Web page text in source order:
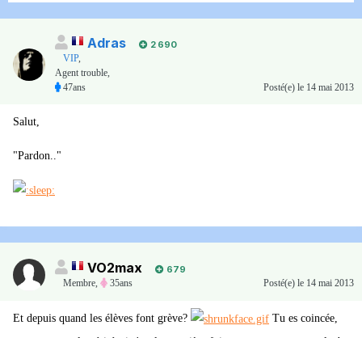
Adras
2 690
VIP,
Agent trouble,
47ans
Posté(e) le 14 mai 2013
Salut,
"Pardon.."
VO2max
679
Membre, 35ans Posté(e) le 14 mai 2013
Et depuis quand les élèves font grève?
Tu es coincée,